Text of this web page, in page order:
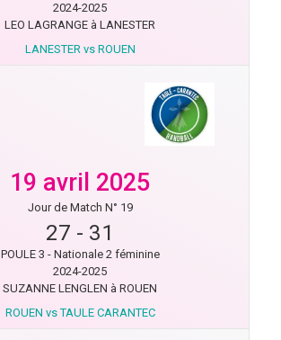
2024-2025
LEO LAGRANGE à LANESTER
LANESTER vs ROUEN
19 avril 2025
Jour de Match N° 19
27 - 31
POULE 3 - Nationale 2 féminine
2024-2025
SUZANNE LENGLEN à ROUEN
ROUEN vs TAULE CARANTEC